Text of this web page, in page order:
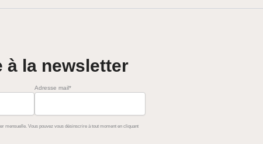
à la newsletter
Adresse mail*
mensuelle. Vous pouvez vous désinscrire à tout moment en cliquant